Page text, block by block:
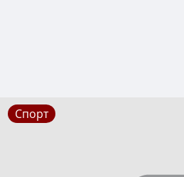
Спорт